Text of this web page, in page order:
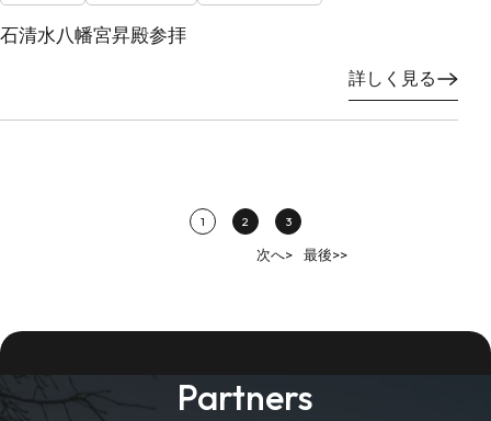
石清水八幡宮昇殿参拝
詳しく見る
1 2 3
次へ> 最後>>
Partners